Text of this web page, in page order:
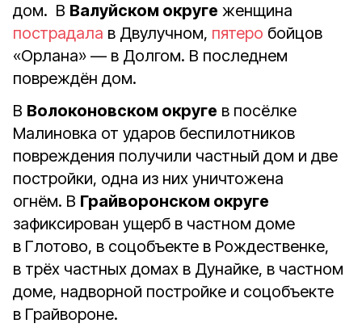
дом. В Валуйском округе женщина
пострадала в Двулучном, пятеро бойцов
«Орлана» — в Долгом. В последнем
повреждён дом.
В Волоконовском округе в посёлке
Малиновка от ударов беспилотников
повреждения получили частный дом и две
постройки, одна из них уничтожена
огнём. В Грайворонском округе
зафиксирован ущерб в частном доме
в Глотово, в соцобъекте в Рождественке,
в трёх частных домах в Дунайке, в частном
доме, надворной постройке и соцобъекте
в Грайвороне.